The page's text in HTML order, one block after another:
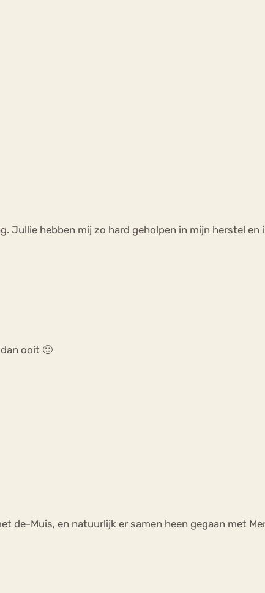
Jullie hebben mij zo hard geholpen in mijn herstel
ooit 🙂
de-Muis, en natuurlijk er samen heen gegaan met